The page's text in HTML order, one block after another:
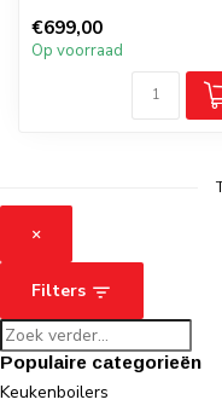
€699,00
Op voorraad
×
Filters
Populaire categorieën
Keukenboilers